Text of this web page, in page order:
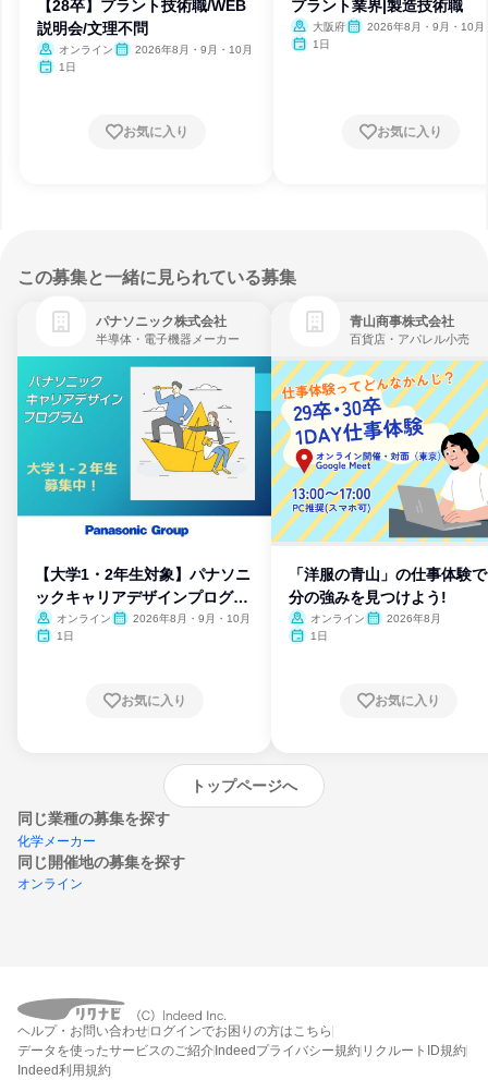
【28卒】プラント技術職/WEB
説明会/文理不問
オンライン
2026年8月・9月・10月
1日
お気に入り
プラント業界|製造技術職
大阪府
2026年8月・9月・10月
1日
お気に入り
この募集と一緒に見られている募集
パナソニック株式会社
半導体・電子機器メーカー
【大学1・2年生対象】パナソニ
ックキャリアデザインプログラ
ム
オンライン
2026年8月・9月・10月
1日
お気に入り
青山商事株式会社
百貨店・アパレル小売
「洋服の青山」の仕事体験
分の強みを見つけよう!
オンライン
2026年8月
1日
お気に入り
トップページへ
同じ業種の募集を探す
化学メーカー
同じ開催地の募集を探す
オンライン
締切：なし
ヘルプ・お問い合わせ ログインでお困りの方はこちら
データを使ったサービスのご紹介 Indeedプライバシー規約 リクルートID規約
Indeed利用規約